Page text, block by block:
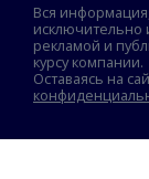
Вся
исключительно
рекламой и
курсу компании.
Оставаясь на